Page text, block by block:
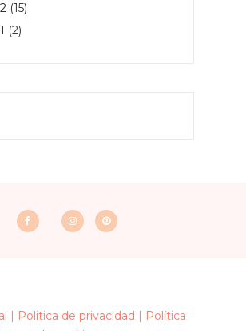
(15)
(2)
| Politica de privacidad | Política